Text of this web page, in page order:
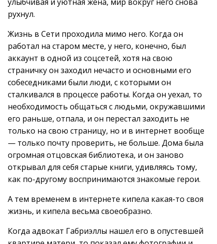
рухнул.
Жизнь в Сети проходила мимо него. Когда он
работал на старом месте, у него, конечно, был
аккаунт в одной из соцсетей, хотя на свою
страничку он заходил нечасто и основными его
собеседниками были люди, с которыми он
сталкивался в процессе работы. Когда он уехал, то
необходимость общаться с людьми, окружавшими
его раньше, отпала, и он перестал заходить не
только на свою страницу, но и в интернет вообще
— только почту проверить, не больше. Дома была
огромная отцовская библиотека, и он заново
открывал для себя старые книги, удивляясь тому,
как по-другому воспринимаются знакомые герои.
А тем временем в интернете кипела какая-то своя
жизнь, и кипела весьма своеобразно.
Когда адвокат Габриэллы нашел его в опустевшей